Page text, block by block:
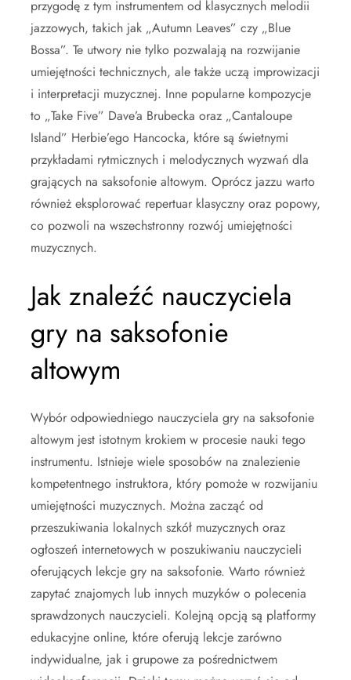
przygodę z tym instrumentem od klasycznych melodii
jazzowych, takich jak „Autumn Leaves” czy „Blue
Bossa”. Te utwory nie tylko pozwalają na rozwijanie
umiejętności technicznych, ale także uczą improwizacji
i interpretacji muzycznej. Inne popularne kompozycje
to „Take Five” Dave’a Brubecka oraz „Cantaloupe
Island” Herbie’ego Hancocka, które są świetnymi
przykładami rytmicznych i melodycznych wyzwań dla
grających na saksofonie altowym. Oprócz jazzu warto
również eksplorować repertuar klasyczny oraz popowy,
co pozwoli na wszechstronny rozwój umiejętności
muzycznych.
Jak znaleźć nauczyciela
gry na saksofonie
altowym
Wybór odpowiedniego nauczyciela gry na saksofonie
altowym jest istotnym krokiem w procesie nauki tego
instrumentu. Istnieje wiele sposobów na znalezienie
kompetentnego instruktora, który pomoże w rozwijaniu
umiejętności muzycznych. Można zacząć od
przeszukiwania lokalnych szkół muzycznych oraz
ogłoszeń internetowych w poszukiwaniu nauczycieli
oferujących lekcje gry na saksofonie. Warto również
zapytać znajomych lub innych muzyków o polecenia
sprawdzonych nauczycieli. Kolejną opcją są platformy
edukacyjne online, które oferują lekcje zarówno
indywidualne, jak i grupowe za pośrednictwem